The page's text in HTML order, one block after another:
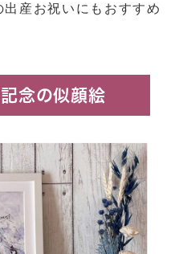
産お祝いにもおすすめ
記念の似顔絵